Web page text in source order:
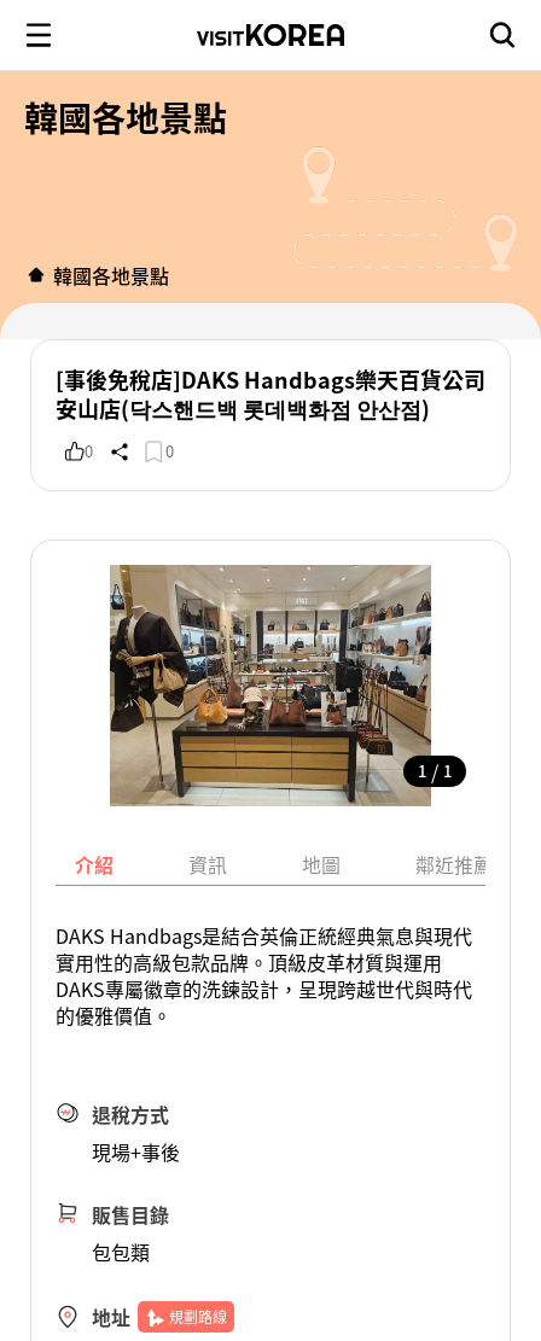
韓國各地景點
韓國各地景點
[事後免稅店]DAKS Handbags樂天百貨公司
安山店(닥스핸드백 롯데백화점 안산점)
0 0
1 / 1
介紹 資訊 地圖 鄰近推薦景點
DAKS Handbags是結合英倫正統經典氣息與現代
實用性的高級包款品牌。頂級皮革材質與運用
DAKS專屬徽章的洗鍊設計，呈現跨越世代與時代
的優雅價值。
退稅方式
現場+事後
販售目錄
包包類
地址 規劃路線